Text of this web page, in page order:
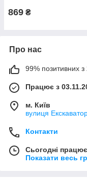
869 ₴
Про нас
99% позитивних з
Працює з
м. Київ
вулиця
Контакти
Сьогодні
Показати весь